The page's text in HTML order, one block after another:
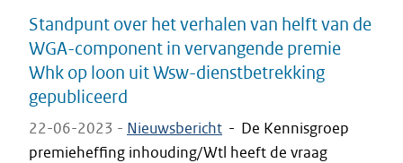
Standpunt over het verhalen van helft van de
WGA-component in vervangende premie
Whk op loon uit Wsw-dienstbetrekking
gepubliceerd
22-06-2023 - Nieuwsbericht - De Kennisgroep
premieheffing inhouding/Wtl heeft de vraag